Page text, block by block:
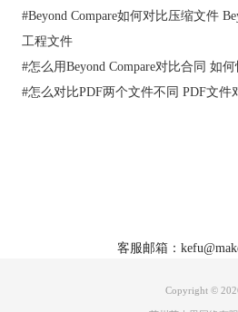
#Beyond Compare如何对比压缩文件
工程文件
#怎么用Beyond Compare对比合同 如
#怎么对比PDF两个文件不同 PDF文件
客服邮箱：
Copyright ©